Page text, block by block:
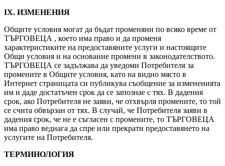
IX. ИЗМЕНЕНИЯ
Общите условия могат да бъдат променяни по всяко време от
ТЪРГОВЕЦА , което има право и да променя
характеристиките на предоставяните услуги и настоящите
Общи условия и на основание промени в законодателството.
ТЪРГОВЕЦА се задължава да уведоми Потребителя за
промените в Общите условия, като на видно място в
Интернет страницата си публикува съобщение за измененията
им и даде достатъчен срок да се запознае с тях. В дадения
срок, ако Потребителя не заяви, че отхвърля промените, то той
се счита обвързан от тях. В случай, че Потребителя заяви в
дадения срок, че не е съгласен с промените, то ТЪРГОВЕЦА
има право веднага да спре или прекрати предоставянето на
услугите на Потребителя.
ТЕРМИНОЛОГИЯ